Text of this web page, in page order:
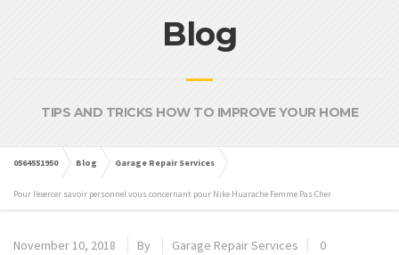
Blog
TIPS AND TRICKS HOW TO IMPROVE YOUR HOME
0564551950 Blog Garage Repair Services
Pour l’exercer savoir personnel vous concernant pour Nike Huarache Femme Pas Cher
November 10, 2018 By Garage Repair Services
0